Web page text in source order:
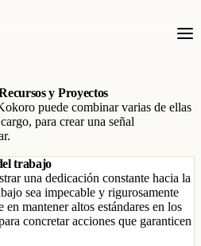
y Proyectos
puede combinar varias de ellas
para crear una señal
trabajo
una dedicación constante hacia la
sea impecable y rigurosamente
mantener altos estándares en los
concretar acciones que garanticen